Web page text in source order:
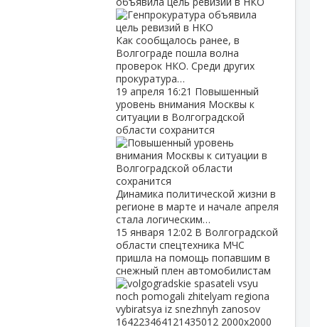
Как сообщалось ранее, в
Волгограде пошла волна
проверок НКО. Среди других
прокуратура…
19 апреля 16:21 Повышенный
уровень внимания Москвы к
ситуации в Волгоградской
области сохранится
Динамика политической жизни в
регионе в марте и начале апреля
стала логическим…
15 января 12:02 В Волгоградской
области спецтехника МЧС
пришла на помощь попавшим в
снежный плен автомобилистам